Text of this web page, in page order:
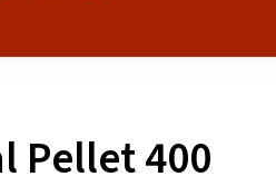
Pellet 400